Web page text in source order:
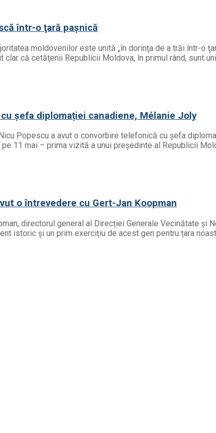
într-o ţară paşnică
moldovenilor este unită „în dorinţa de a trăi într-o
că cetăţenii Republicii Moldova, în primul rând, sunt
șefa diplomației canadiene, Mélanie Joly
Popescu a avut o convorbire telefonică cu șefa
11 mai – prima vizită a unui președinte al Republicii
o întrevedere cu Gert-Jan Koopman
directorul general al Direcției Generale Vecinătate și
istoric și un prim exercițiu de acest gen pentru țara